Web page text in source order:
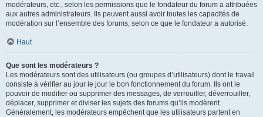
modérateurs, etc., selon les permissions que le fondateur du forum a attribuées
aux autres administrateurs. Ils peuvent aussi avoir toutes les capacités de
modération sur l’ensemble des forums, selon ce que le fondateur a autorisé.
Haut
Que sont les modérateurs ?
Les modérateurs sont des utilisateurs (ou groupes d’utilisateurs) dont le travail
consiste à vérifier au jour le jour le bon fonctionnement du forum. Ils ont le
pouvoir de modifier ou supprimer des messages, de verrouiller, déverrouiller,
déplacer, supprimer et diviser les sujets des forums qu’ils modèrent.
Généralement, les modérateurs empêchent que les utilisateurs partent en